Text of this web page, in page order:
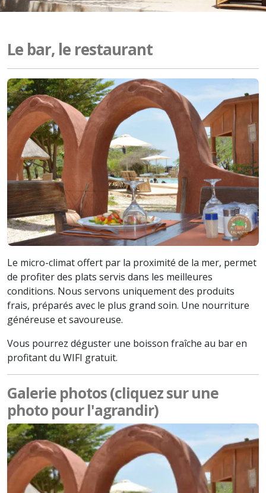
Le bar, le restaurant
Le micro-climat offert par la proximité de la mer, permet
de profiter des plats servis dans les meilleures
conditions. Nous servons uniquement des produits
frais, préparés avec le plus grand soin. Une nourriture
généreuse et savoureuse.
Vous pourrez déguster une boisson fraîche au bar en
profitant du WIFI gratuit.
Galerie photos (cliquez sur une
photo pour l'agrandir)